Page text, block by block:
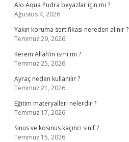
Alo Aqua Pudra beyazlar için mi ?
Ağustos 4, 2026
Yakın koruma sertifikası nereden alınır ?
Temmuz 29, 2026
Kerem Allah’ın ismi mi ?
Temmuz 25, 2026
Ayraç neden kullanılır ?
Temmuz 21, 2026
Eğitim materyalleri nelerdir ?
Temmuz 17, 2026
Sinüs ve kosinüs kaçıncı sınıf ?
Temmuz 15, 2026